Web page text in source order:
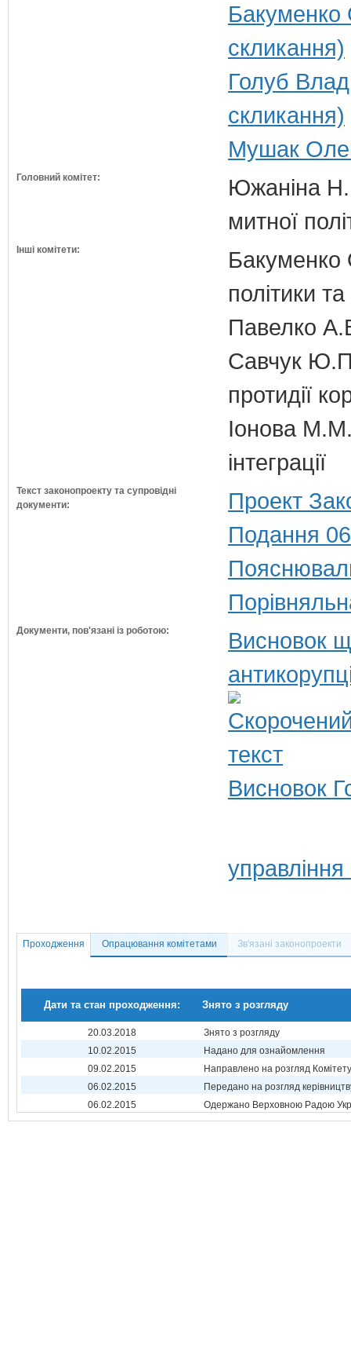
Бакуменко
скликання)
Голуб
скликання)
Мушак
Головний комітет:
Южаніна
митної
Інші комітети:
Бакуменко
політики
Павелко
Савчук Ю.П.
протидії
Іонова М.М.
інтеграції
Текст законопроекту та супровідні
документи:
Проект
Подання
Документи, пов'язані із роботою:
Висновок
Висновок
Проходження Опрацювання комітетами Зв'язані законопроекти
Дати та стан проходження: Знято з розгляду
20.03.2018
Знято з розгляду
10.02.2015
Надано для ознайомлення
09.02.2015
Направлено на розгляд Комітету
06.02.2015
Передано на розгляд
06.02.2015
Одержано Верховною Радою